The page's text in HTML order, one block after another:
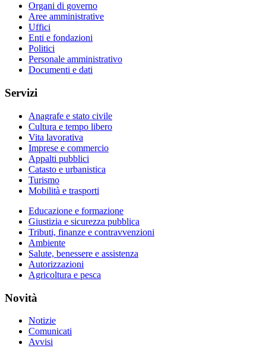
Organi di governo
Aree amministrative
Uffici
Enti e fondazioni
Politici
Personale amministrativo
Documenti e dati
Servizi
Anagrafe e stato civile
Cultura e tempo libero
Vita lavorativa
Imprese e commercio
Appalti pubblici
Catasto e urbanistica
Turismo
Mobilità e trasporti
Educazione e formazione
Giustizia e sicurezza pubblica
Tributi, finanze e contravvenzioni
Ambiente
Salute, benessere e assistenza
Autorizzazioni
Agricoltura e pesca
Novità
Notizie
Comunicati
Avvisi